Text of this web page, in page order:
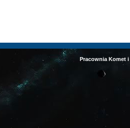
Pracownia Komet